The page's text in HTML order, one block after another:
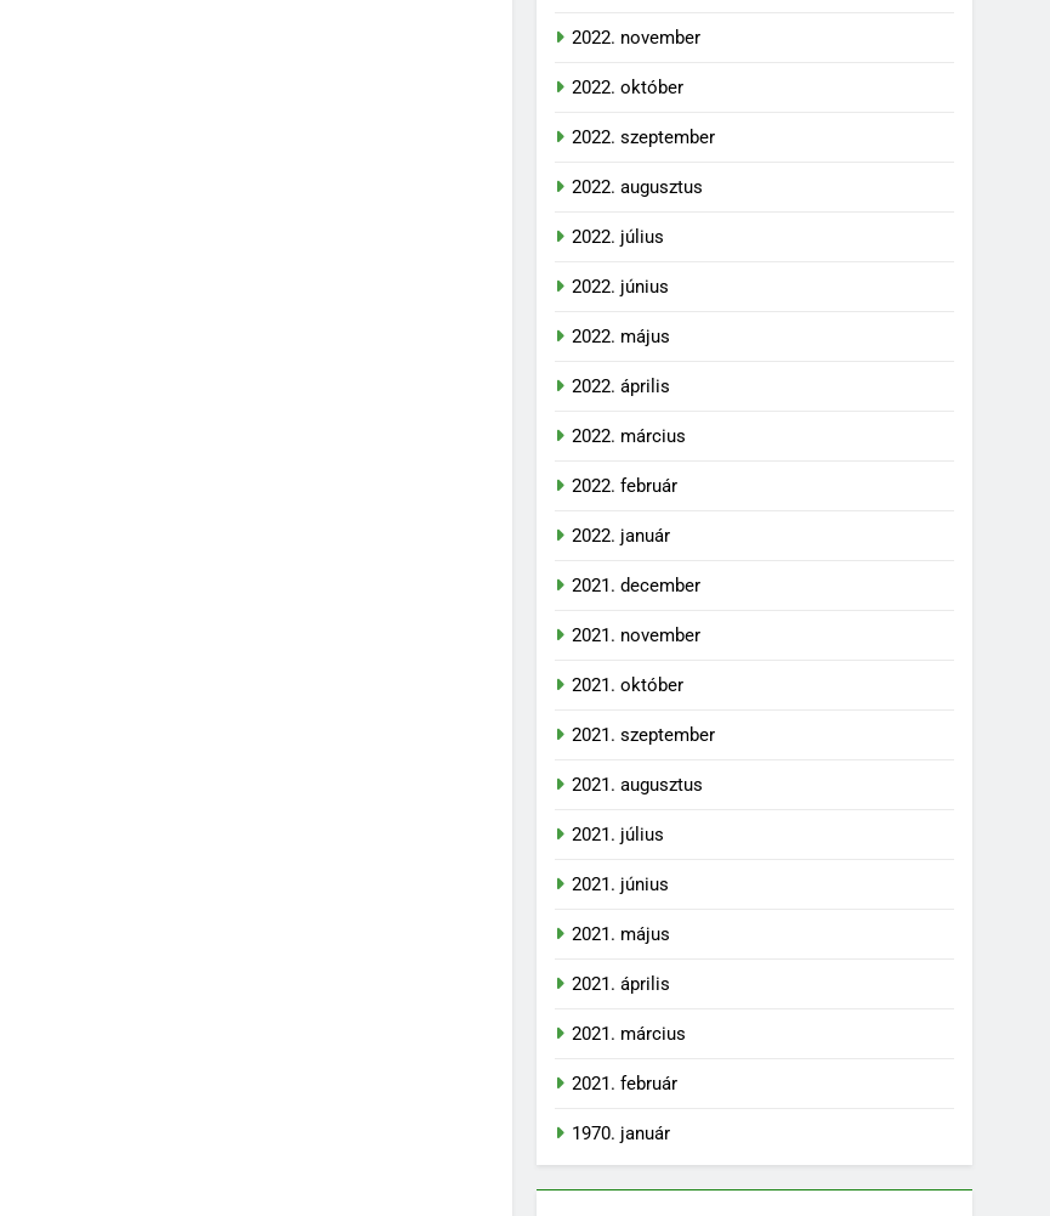
2022. november
2022. október
2022. szeptember
2022. augusztus
2022. július
2022. június
2022. május
2022. április
2022. március
2022. február
2022. január
2021. december
2021. november
2021. október
2021. szeptember
2021. augusztus
2021. július
2021. június
2021. május
2021. április
2021. március
2021. február
1970. január